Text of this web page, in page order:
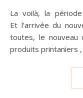
La voilà, la période tant attendue ! -> Sale-a-bration !
Et l’arrivée du
toutes, le nouveau
produits printaniers